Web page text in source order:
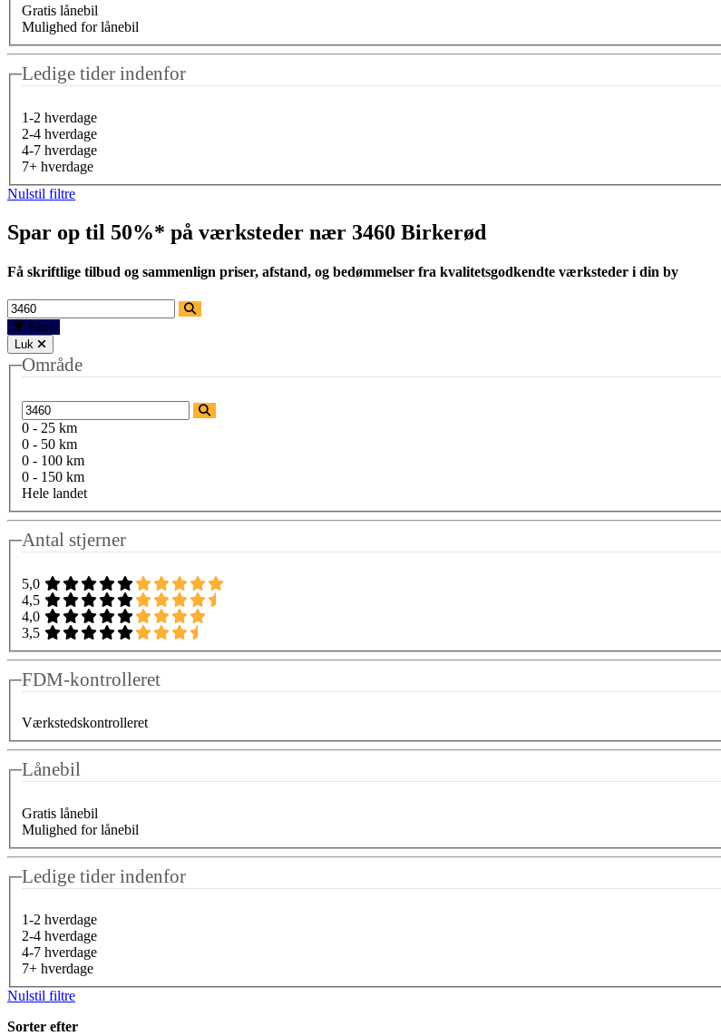
Gratis lånebil
Mulighed for lånebil
Ledige tider indenfor
1-2 hverdage
2-4 hverdage
4-7 hverdage
7+ hverdage
Nulstil filtre
Spar op til 50%* på værksteder nær 3460 Birkerød
Få skriftlige tilbud og sammenlign priser, afstand, og bedømmelser fra kvalitetsgodkendte værksteder i din by
Filtre
Luk
Område
0 - 25 km
0 - 50 km
0 - 100 km
0 - 150 km
Hele landet
Antal stjerner
5,0
4,5
4,0
3,5
FDM-kontrolleret
Værkstedskontrolleret
Lånebil
Gratis lånebil
Mulighed for lånebil
Ledige tider indenfor
1-2 hverdage
2-4 hverdage
4-7 hverdage
7+ hverdage
Nulstil filtre
Sorter efter